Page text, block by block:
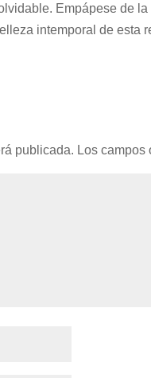
Empápese de
intemporal de esta
publicada. Los